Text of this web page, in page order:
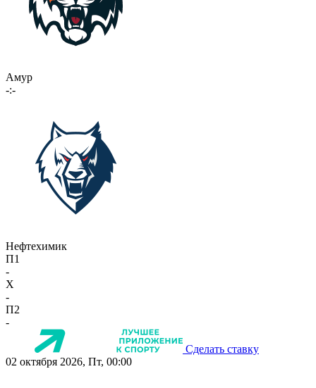
Амур
-:-
Нефтехимик
П1
-
X
-
П2
-
Сделать ставку
02 октября 2026, Пт, 00:00